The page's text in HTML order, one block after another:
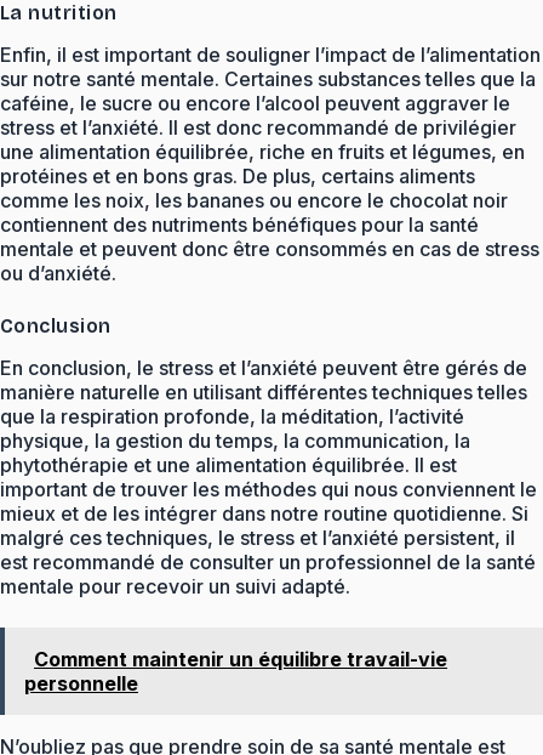
La nutrition
Enfin, il est important de souligner l’impact de l’alimentation
sur notre santé mentale. Certaines substances telles que la
caféine, le sucre ou encore l’alcool peuvent aggraver le
stress et l’anxiété. Il est donc recommandé de privilégier
une alimentation équilibrée, riche en fruits et légumes, en
protéines et en bons gras. De plus, certains aliments
comme les noix, les bananes ou encore le chocolat noir
contiennent des nutriments bénéfiques pour la santé
mentale et peuvent donc être consommés en cas de stress
ou d’anxiété.
Conclusion
En conclusion, le stress et l’anxiété peuvent être gérés de
manière naturelle en utilisant différentes techniques telles
que la respiration profonde, la méditation, l’activité
physique, la gestion du temps, la communication, la
phytothérapie et une alimentation équilibrée. Il est
important de trouver les méthodes qui nous conviennent le
mieux et de les intégrer dans notre routine quotidienne. Si
malgré ces techniques, le stress et l’anxiété persistent, il
est recommandé de consulter un professionnel de la santé
mentale pour recevoir un suivi adapté.
Comment maintenir un équilibre travail-vie
personnelle
N’oubliez pas que prendre soin de sa santé mentale est